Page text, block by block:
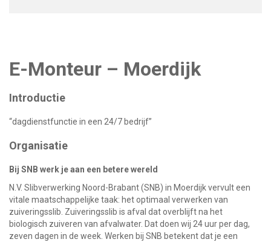
E-Monteur – Moerdijk
Introductie
“dagdienstfunctie in een 24/7 bedrijf”
Organisatie
Bij SNB werk je aan een betere wereld
N.V. Slibverwerking Noord-Brabant (SNB) in Moerdijk vervult een
vitale maatschappelijke taak: het optimaal verwerken van
zuiveringsslib. Zuiveringsslib is afval dat overblijft na het
biologisch zuiveren van afvalwater. Dat doen wij 24 uur per dag,
zeven dagen in de week. Werken bij SNB betekent dat je een